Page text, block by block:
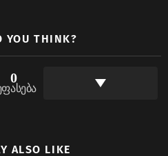
YOU THINK?
0
ALSO LIKE